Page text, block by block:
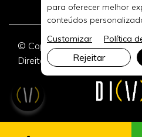
© Copyright 2026 DIVIA
Direitos Reservados.
para oferecer melhor
conteúdos
Customizar
Política
Rejeitar